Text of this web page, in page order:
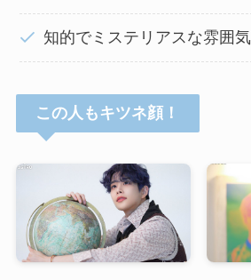
知的でミステリアスな雰囲気
この人もキツネ顔！